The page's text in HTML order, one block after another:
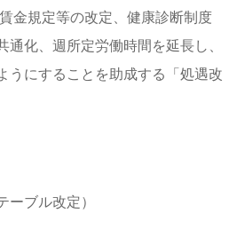
金規定等の改定、健康診断制度
通化、週所定労働時間を延長し、
うにすることを助成する「処遇改
ーブル改定）